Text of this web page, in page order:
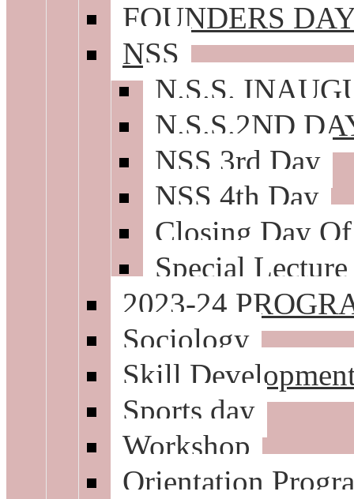
FOUNDERS
NSS
N.S.S.
N.S.S.2ND
NSS 3rd Day
NSS 4th Day
Closing Day
Special
2023-24
Sociology
Skill
Sports day
Workshop
Orientation